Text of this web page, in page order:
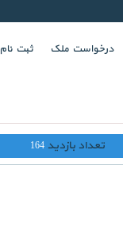
درخواست ملک ثبت نام
تعداد بازدید 164